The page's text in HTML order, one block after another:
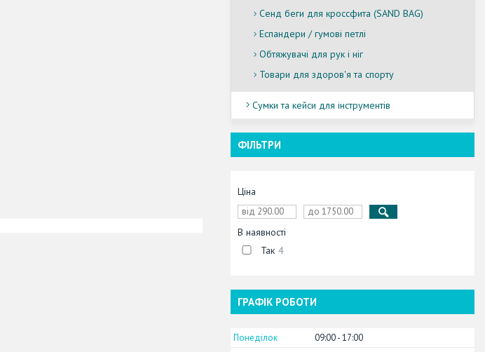
Сенд беги для кроссфита (SAND BAG)
Еспандери / гумові петлі
Обтяжувачі для рук і ніг
Товари для здоров'я та спорту
Сумки та кейси для інструментів
ФІЛЬТРИ
Ціна
В наявності
Так 4
ГРАФІК РОБОТИ
Понеділок 09:00 17:00